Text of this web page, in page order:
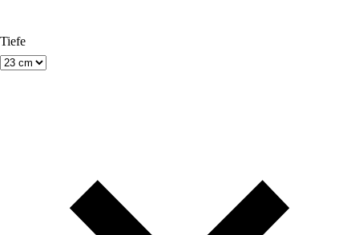
Tiefe